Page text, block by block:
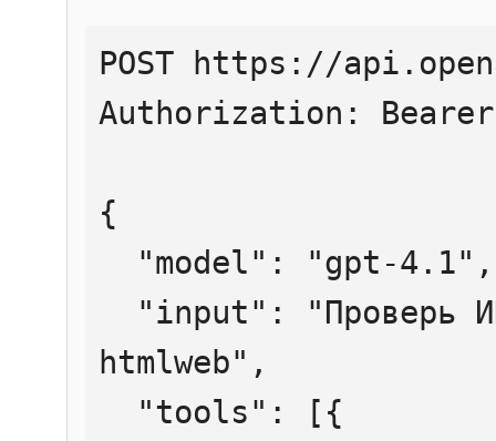
POST https://
Authorization:
{
htmlweb",